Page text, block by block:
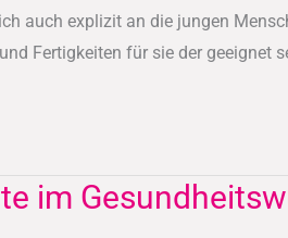
auch explizit an die jungen
Fertigkeiten für sie der geeignet
im